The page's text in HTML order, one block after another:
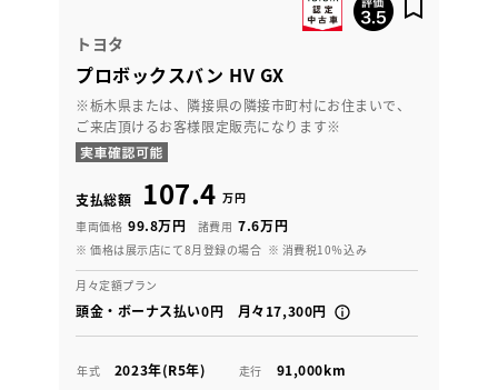
トヨタ
プロボックスバン HV GX
※栃木県または、隣接県の隣接市町村にお住まいで、
ご来店頂けるお客様限定販売になります※
支払総額 107.4 万円
車両価格 99.8万円 諸費用 7.6万円
※ 価格は展示店にて8月登録の場合 ※ 消費税10％込み
月々定額プラン
頭金・ボーナス払い0円 月々17,300円
年式 2023年(R5年) 走行 91,000km